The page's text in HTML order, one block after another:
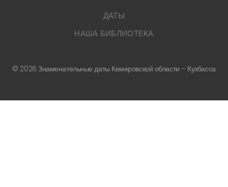
ДАТЫ
НАША БИБЛИОТЕКА
© 2026 Знаменательные даты Кемеровской области – Кузбасса